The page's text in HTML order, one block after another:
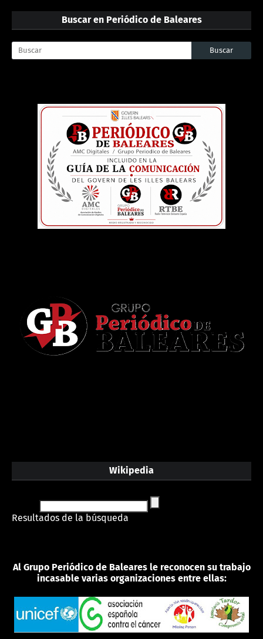
Buscar en Periódico de Baleares
Wikipedia
Resultados de la búsqueda
Al Grupo Periódico de Baleares le reconocen su trabajo
incasable varias organizaciones entre ellas: